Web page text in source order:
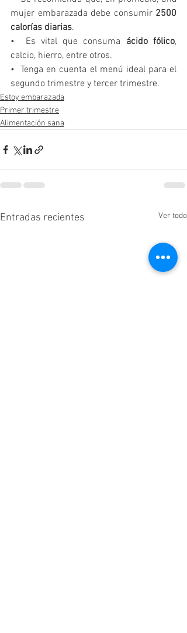
mujer embarazada debe consumir 2500
calorías diarias.
•  Es vital que consuma ácido fólico,
calcio, hierro, entre otros.
•  Tenga en cuenta el menú ideal para el
segundo trimestre y tercer trimestre.
Estoy embarazada
Primer trimestre
Alimentación sana
Entradas recientes Ver todo